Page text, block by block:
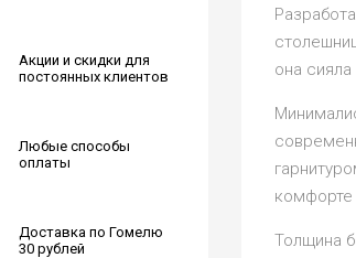
Акции и скидки для
постоянных клиентов
Любые способы
оплаты
Доставка по Гомелю
30 рублей
она сияла
комфорте
Толщина